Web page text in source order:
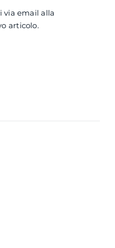
via email alla
articolo.